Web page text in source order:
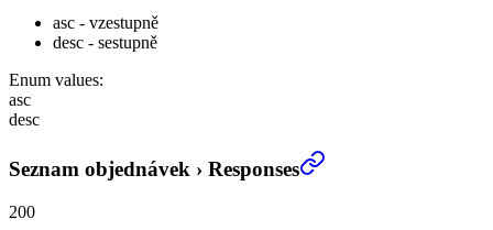
asc - vzestupně
desc - sestupně
Enum values:
asc
desc
Seznam objednávek › Responses
200